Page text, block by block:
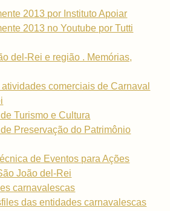
2013 por Instituto Apoiar
2013 no Youtube por Tutti
del-Rei e região . Memórias,
comerciais de Carnaval
Turismo e Cultura
Preservação do Patrimônio
de Eventos para Ações
João del-Rei
carnavalescas
das entidades carnavalescas